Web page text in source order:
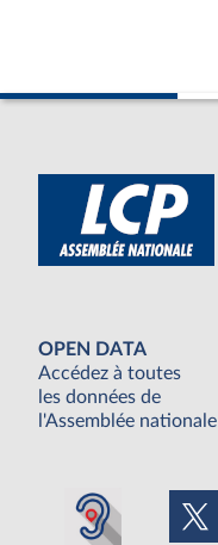
OPEN DATA
Accédez à toutes
les données de
l'Assemblée nationale